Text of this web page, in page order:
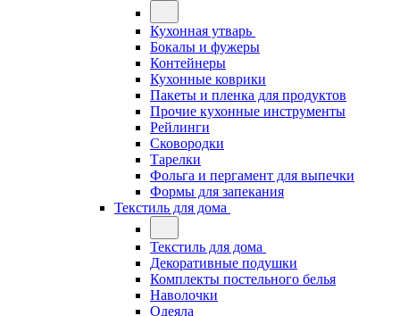
Кухонная утварь
Бокалы и фужеры
Контейнеры
Кухонные коврики
Пакеты и пленка для продуктов
Прочие кухонные инструменты
Рейлинги
Сковородки
Тарелки
Фольга и пергамент для выпечки
Формы для запекания
Текстиль для дома
Текстиль для дома
Декоративные подушки
Комплекты постельного белья
Наволочки
Одеяла